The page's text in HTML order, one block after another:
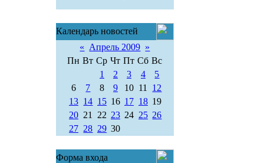
Календарь новостей
« Апрель 2009 »
Пн Вт Ср Чт Пт Сб Вс
1
2 3 4
5
6
7 8 9 10 11
12
13 14 15 16 17 18 19
20 21 22 23 24 25 26
27 28 29 30
Форма входа